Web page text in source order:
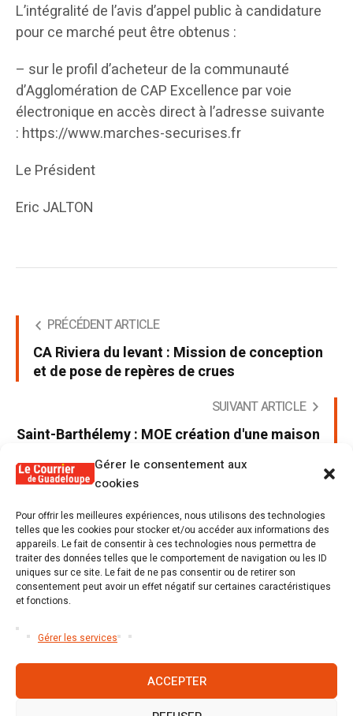
Gérer le consentement aux
cookies
Pour offrir les meilleures expériences, nous utilisons des technologies
telles que les cookies pour stocker et/ou accéder aux informations des
appareils. Le fait de consentir à ces technologies nous permettra de
traiter des données telles que le comportement de navigation ou les ID
uniques sur ce site. Le fait de ne pas consentir ou de retirer son
consentement peut avoir un effet négatif sur certaines caractéristiques
et fonctions.
Gérer les services
ACCEPTER
L’intégralité de l’avis d’appel public à candidature
pour ce marché peut être obtenus :
– sur le profil d’acheteur de la communauté
d’Agglomération de CAP Excellence par voie
électronique en accès direct à l’adresse suivante
: https://www.marches-securises.fr
Le Président
Eric JALTON
PRÉCÉDENT ARTICLE
CA Riviera du levant : Mission de conception
et de pose de repères de crues
SUIVANT ARTICLE
Saint-Barthélemy : MOE création d'une maison
Poster un commentaire
Tu dois êtreconnectéPoster un commentaire.